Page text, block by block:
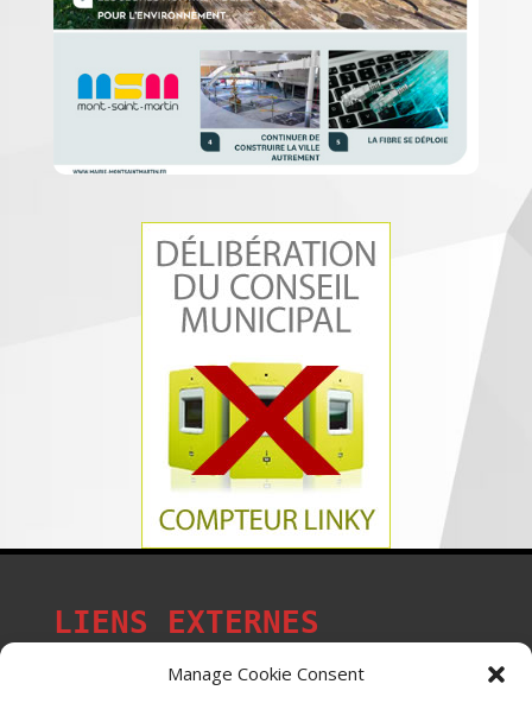
Manage Cookie Consent
LIENS EXTERNES